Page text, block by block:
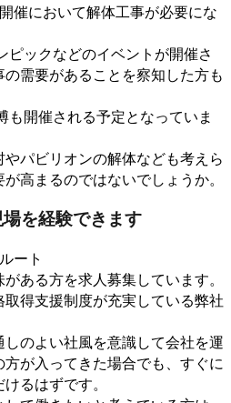
催において解体工事が必要にな
ピックなどのイベントが開催さ
需要があることを察知した方も
開催される予定となっていま
パビリオンの解体なども考えら
高まるのではないでしょうか。
を経験できます
ある方を求人募集しています。
得支援制度が充実している弊社
のよい社風を意識して会社を運
が入ってきた場合でも、すぐに
るはずです。